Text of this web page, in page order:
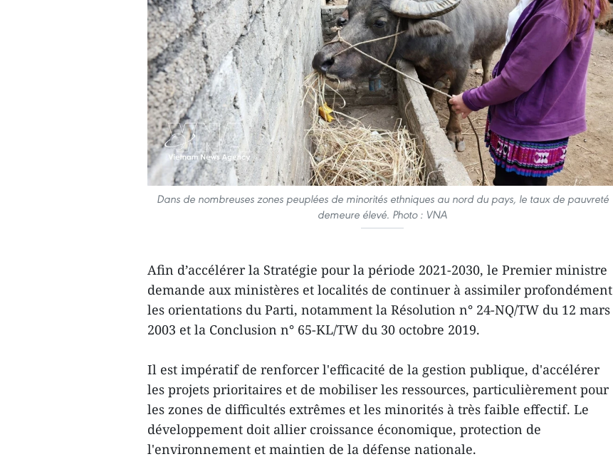
Dans de nombreuses zones peuplées de minorités ethniques au nord du pays, le taux de pauvreté
demeure élevé. Photo : VNA
Afin d’accélérer la Stratégie pour la période 2021-2030, le Premier ministre
demande aux ministères et localités de continuer à assimiler profondément
les orientations du Parti, notamment la Résolution n° 24-NQ/TW du 12 mars
2003 et la Conclusion n° 65-KL/TW du 30 octobre 2019.
Il est impératif de renforcer l'efficacité de la gestion publique, d'accélérer
les projets prioritaires et de mobiliser les ressources, particulièrement pour
les zones de difficultés extrêmes et les minorités à très faible effectif. Le
développement doit allier croissance économique, protection de
l'environnement et maintien de la défense nationale.